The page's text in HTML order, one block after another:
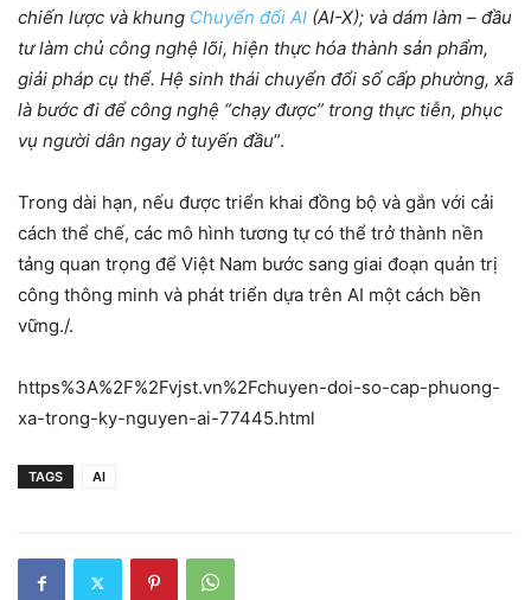
chiến lược và khung Chuyển đổi AI (AI-X); và dám làm – đầu
tư làm chủ công nghệ lõi, hiện thực hóa thành sản phẩm,
giải pháp cụ thể. Hệ sinh thái chuyển đổi số cấp phường, xã
là bước đi để công nghệ “chạy được” trong thực tiễn, phục
vụ người dân ngay ở tuyến đầu”.
Trong dài hạn, nếu được triển khai đồng bộ và gắn với cải
cách thể chế, các mô hình tương tự có thể trở thành nền
tảng quan trọng để Việt Nam bước sang giai đoạn quản trị
công thông minh và phát triển dựa trên AI một cách bền
vững./.
https%3A%2F%2Fvjst.vn%2Fchuyen-doi-so-cap-phuong-
xa-trong-ky-nguyen-ai-77445.html
TAGS AI